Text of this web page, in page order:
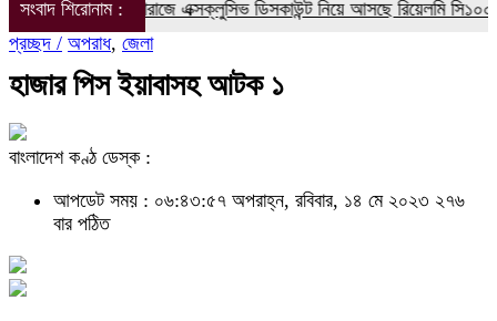
সংবাদ শিরোনাম :জন্য দারাজে এক্সক্লুসিভ ডিসকাউন্ট নিয়ে আসছে রিয়েলমি সি১০০এক্স
প্রচ্ছদ / অপরাধ, জেলা
হাজার পিস ইয়াবাসহ আটক ১
বাংলাদেশ কণ্ঠ ডেস্ক :
আপডেট সময় : ০৬:৪৩:৫৭ অপরাহ্ন, রবিবার, ১৪ মে ২০২৩ ২৭৬
বার পঠিত